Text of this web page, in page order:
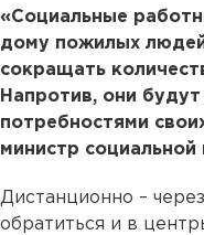
«Социальные
дому пожилых
сокращать
Напротив, они
потребностями
министр
Дистанционно –
обратиться и в